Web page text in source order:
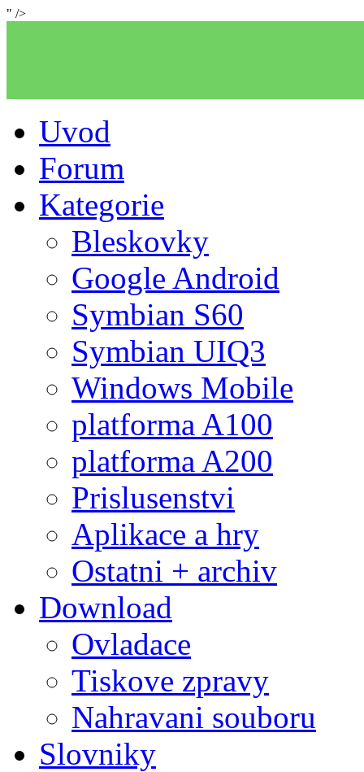
" />
Uvod
Forum
Kategorie
Bleskovky
Google Android
Symbian S60
Symbian UIQ3
Windows Mobile
platforma A100
platforma A200
Prislusenstvi
Aplikace a hry
Ostatni + archiv
Download
Ovladace
Tiskove zpravy
Nahravani souboru
Slovniky